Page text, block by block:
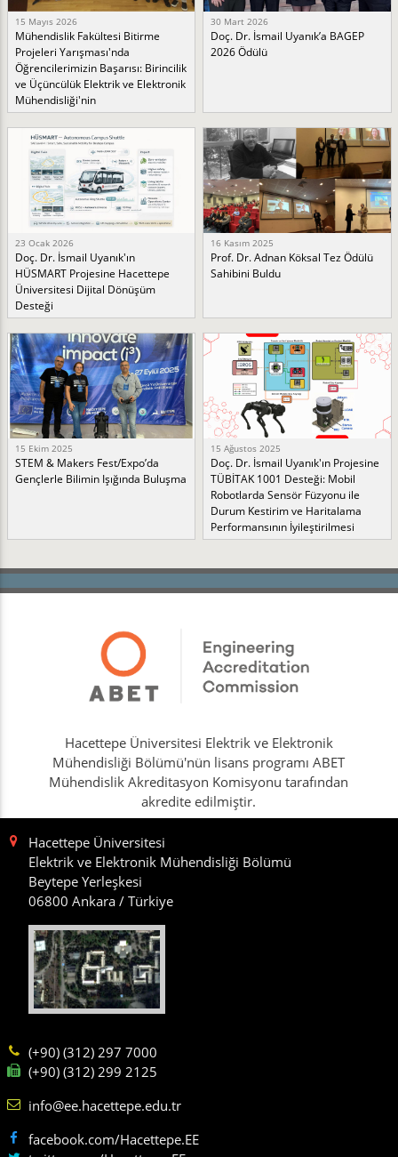
15 Mayıs 2026
Mühendislik Fakültesi Bitirme
Projeleri Yarışması'nda
Öğrencilerimizin Başarısı: Birincilik
ve Üçüncülük Elektrik ve Elektronik
Mühendisliği'nin
30 Mart 2026
Doç. Dr. İsmail Uyanık’a BAGEP
2026 Ödülü
23 Ocak 2026
Doç. Dr. İsmail Uyanık'ın
HÜSMART Projesine Hacettepe
Üniversitesi Dijital Dönüşüm
Desteği
16 Kasım 2025
Prof. Dr. Adnan Köksal Tez Ödülü
Sahibini Buldu
15 Ekim 2025
STEM & Makers Fest/Expo’da
Gençlerle Bilimin Işığında Buluşma
15 Ağustos 2025
Doç. Dr. İsmail Uyanık'ın Projesine
TÜBİTAK 1001 Desteği: Mobil
Robotlarda Sensör Füzyonu ile
Durum Kestirim ve Haritalama
Performansının İyileştirilmesi
Hacettepe Üniversitesi Elektrik ve Elektronik
Mühendisliği Bölümü'nün lisans programı ABET
Mühendislik Akreditasyon Komisyonu tarafından
akredite edilmiştir.
Hacettepe Üniversitesi
Elektrik ve Elektronik Mühendisliği Bölümü
Beytepe Yerleşkesi
06800 Ankara / Türkiye
(+90) (312) 297 7000
(+90) (312) 299 2125
info@ee.hacettepe.edu.tr
facebook.com/Hacettepe.EE